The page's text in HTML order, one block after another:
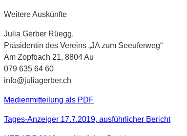
Weitere Auskünfte
Julia Gerber Rüegg,
Präsidentin des Vereins „JA zum Seeuferweg“
Am Zopfbach 21, 8804 Au
079 635 64 60
info@juliagerber.ch
Medienmitteilung als PDF
Tages-Anzeiger 17.7.2019, ausführlicher Bericht